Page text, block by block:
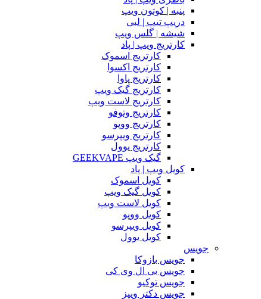
پنبه | کوتون ویپ
دریپ تیپ | لبی
شیشه | گلس ویپ
کارتریج ویپ | پاد
کارتریج اسموک
کارتریج اکسوا
کارتریج پاوا
کارتریج گیک ویپ
کارتریج لاست ویپ
کارتریج وتوفو
کارتریج ووپو
کارتریج ویپرسو
کارتریج یوول
گیک ویپ GEEKVAPE
کویل ویپ | پاد
کویل اسموک
کویل گیک ویپ
کویل لاست ویپ
کویل ووپو
کویل ویپرسو
کویل یوول
جویس‌
جویس بازوکا
جویس بی ال وی کی
جویس توکیو
جویس دکتر ویپز